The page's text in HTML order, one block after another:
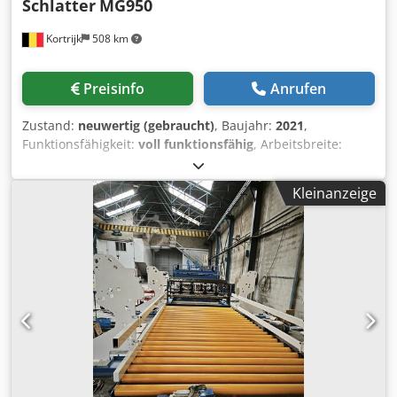
Kortrijk 508 km
Schlatter MG950
Preisinfo Anrufen
Zustand: neuwertig (gebraucht), Baujahr: 2021,
Funktionsfähigkeit: voll funktionsfähig, Arbeitsbreite:
, Schweißleistung (max.):
Drahtdurchmesser (max.):6 mm, Art des Eingangsstroms:
, MG950 Gitterbreite (Querdrahtlänge) für
unteren Einwurf, 1-bahnig 200 – 900 mm für oberen
Einwurf, 1-bahnig 200 – 1700 mm für oberen Einwurf, 2-
bahnig (nutzbare Breite) max. 1530 mm Gitterlänge max.
3200 mm min. 350* mm Abstand der äussersten
Längsdrähte max. 1600 mm Längsdraht-Teilung min. 20
mm Querdraht-Teilung min. 10 mm stufenlos
programmierbar Lichte–Weite Längsdraht min. 15 mm
Lichte–Weite Querdraht min. 8 mm Dodpfx Adeym An
Aeqock Längsdraht-Durchmesser 2.0 – 6.0 mm Querdraht-
Durchmesser für unteren Einwurf 1.5 – 4.0 mm für oberen
Kleinanzeige